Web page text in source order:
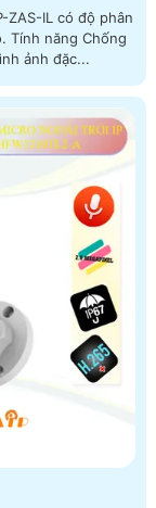
ZAS-IL có độ phân
Tính năng Chống
ảnh đặc...